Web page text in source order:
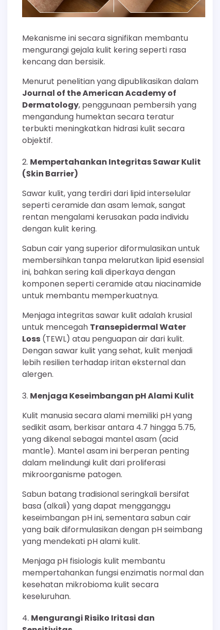
Mekanisme ini secara signifikan membantu
mengurangi gejala kulit kering seperti rasa
kencang dan bersisik.
Menurut penelitian yang dipublikasikan dalam
Journal of the American Academy of
Dermatology, penggunaan pembersih yang
mengandung humektan secara teratur
terbukti meningkatkan hidrasi kulit secara
objektif.
Mempertahankan Integritas Sawar Kulit
(Skin Barrier)
Sawar kulit, yang terdiri dari lipid interselular
seperti ceramide dan asam lemak, sangat
rentan mengalami kerusakan pada individu
dengan kulit kering.
Sabun cair yang superior diformulasikan untuk
membersihkan tanpa melarutkan lipid esensial
ini, bahkan sering kali diperkaya dengan
komponen seperti ceramide atau niacinamide
untuk membantu memperkuatnya.
Menjaga integritas sawar kulit adalah krusial
untuk mencegah Transepidermal Water
Loss (TEWL) atau penguapan air dari kulit.
Dengan sawar kulit yang sehat, kulit menjadi
lebih resilien terhadap iritan eksternal dan
alergen.
Menjaga Keseimbangan pH Alami Kulit
Kulit manusia secara alami memiliki pH yang
sedikit asam, berkisar antara 4.7 hingga 5.75,
yang dikenal sebagai mantel asam (acid
mantle). Mantel asam ini berperan penting
dalam melindungi kulit dari proliferasi
mikroorganisme patogen.
Sabun batang tradisional seringkali bersifat
basa (alkali) yang dapat mengganggu
keseimbangan pH ini, sementara sabun cair
yang baik diformulasikan dengan pH seimbang
yang mendekati pH alami kulit.
Menjaga pH fisiologis kulit membantu
mempertahankan fungsi enzimatis normal dan
kesehatan mikrobioma kulit secara
keseluruhan.
Mengurangi Risiko Iritasi dan